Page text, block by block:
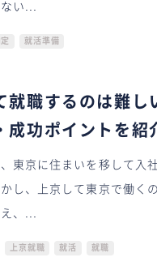
い...
定 就活準備
就職するのは難し
成功ポイントを紹
、東京に住まいを移して入
し、上京して東京で働く
、...
上京就職 就活 就職